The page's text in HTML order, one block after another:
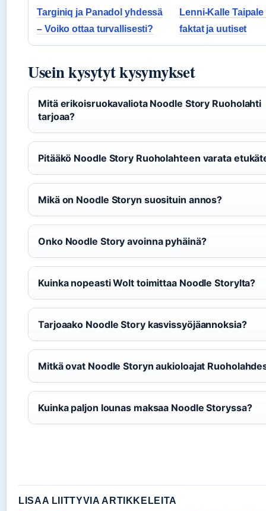
Targiniq ja Panadol yhdessä
– Voiko ottaa turvallisesti?
Lenni-Kalle
faktat ja uutiset
Usein kysytyt kysymykset
Mitä erikoisruokavaliota Noodle Story Ruoholahti
tarjoaa?
Pitääkö Noodle Story Ruoholahteen varata
Mikä on Noodle Storyn suosituin annos?
Onko Noodle Story avoinna pyhäinä?
Kuinka nopeasti Wolt toimittaa Noodle Storylta?
Tarjoaako Noodle Story kasvissyöjäannoksia?
Mitkä ovat Noodle Storyn aukioloajat
Kuinka paljon lounas maksaa Noodle Storyssa?
LISAA LIITTYVIA ARTIKKELEITA